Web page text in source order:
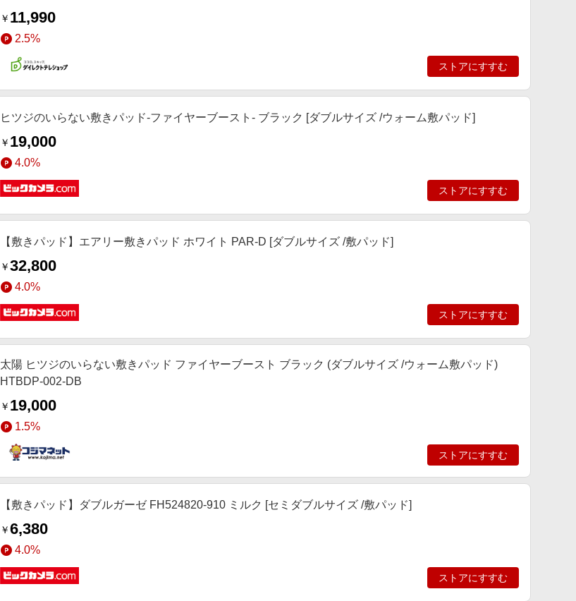
￥ 11,990
2.5%
ストアにすすむ
ヒツジのいらない敷きパッド-ファイヤーブースト- ブラック [ダブルサイズ /ウォーム敷パッド]
￥ 19,000
4.0%
ストアにすすむ
【敷きパッド】エアリー敷きパッド ホワイト PAR-D [ダブルサイズ /敷パッド]
￥32,800
4.0%
ストアにすすむ
太陽 ヒツジのいらない敷きパッド ファイヤーブースト ブラック (ダブルサイズ /ウォーム敷パッド)
HTBDP-002-DB
￥ 19,000
1.5%
ストアにすすむ
【敷きパッド】ダブルガーゼ FH524820-910 ミルク [セミダブルサイズ /敷パッド]
￥6,380
4.0%
ストアにすすむ